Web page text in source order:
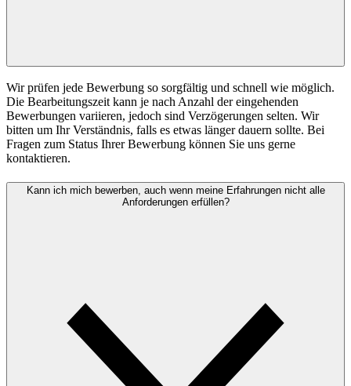
Wir prüfen jede Bewerbung so sorgfältig und schnell wie möglich.
Die Bearbeitungszeit kann je nach Anzahl der eingehenden
Bewerbungen variieren, jedoch sind Verzögerungen selten. Wir
bitten um Ihr Verständnis, falls es etwas länger dauern sollte. Bei
Fragen zum Status Ihrer Bewerbung können Sie uns gerne
kontaktieren.
Kann ich mich bewerben, auch wenn meine Erfahrungen nicht alle
Anforderungen erfüllen?